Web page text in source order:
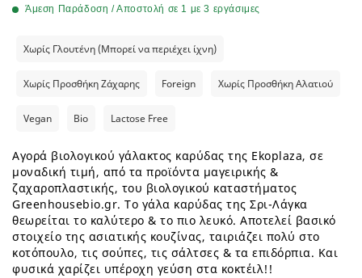
Άμεση Παράδοση / Αποστολή σε 1 με 3 εργάσιμες
Χωρίς Γλουτένη (Μπορεί να περιέχει ίχνη)
Χωρίς Προσθήκη Ζάχαρης Foreign Χωρίς Προσθήκη Αλατιού
Vegan Bio Lactose Free
Αγορά βιολογικού γάλακτος καρύδας της Ekoplaza, σε
μοναδική τιμή, από τα προϊόντα μαγειρικής &
ζαχαροπλαστικής, του βιολογικού καταστήματος
Greenhousebio.gr. Το γάλα καρύδας της Σρι-Λάγκα
θεωρείται το καλύτερο & το πιο λευκό. Αποτελεί βασικό
στοιχείο της ασιατικής κουζίνας, ταιριάζει πολύ στο
κοτόπουλο, τις σούπες, τις σάλτσες & τα επιδόρπια. Και
φυσικά χαρίζει υπέροχη γεύση στα κοκτέιλ!!